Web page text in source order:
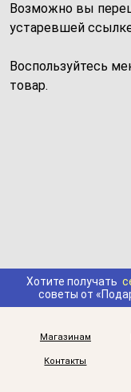
Возможно вы
устаревшей
Воспользуйтесь
товар.
Хотите получать
советы от
Магазинам
Контакты